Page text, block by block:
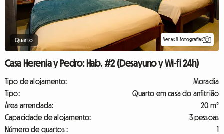
Quarto Ver as 8 fotografias
Casa Herenia y Pedro: Hab. #2 (Desayuno y Wi-fi 24h)
Tipo de alojamento:
Moradia
Tipo:
Quarto em casa do anfitrião
Área arrendada:
20 m²
Capacidade de alojamento:
3 pessoas
Número de quartos :
1